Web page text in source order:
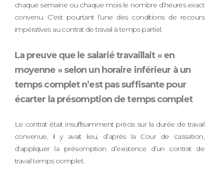
chaque semaine ou chaque mois le nombre d’heures exact
convenu. C’est pourtant l’une des conditions de recours
impératives au contrat de travail à temps partiel.
La preuve que le salarié travaillait « en
moyenne » selon un horaire inférieur à un
temps complet n’est pas suffisante pour
écarter la présomption de temps complet
Le contrat était insuffisamment précis sur la durée de travail
convenue, il y avait lieu, d’après la Cour de cassation,
d’appliquer la présomption d’existence d’un contrat de
travail temps complet.